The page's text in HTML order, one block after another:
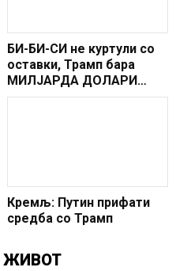
БИ-БИ-СИ не куртули со
оставки, Трамп бара
МИЛЈАРДА ДОЛАРИ
ОТШТЕТА
Кремљ: Путин прифати
средба со Трамп
ЖИВОТ